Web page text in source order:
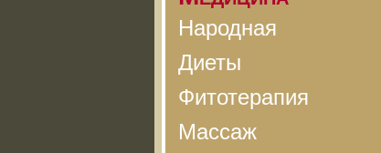
Народная
Диеты
Фитотерапия
Массаж